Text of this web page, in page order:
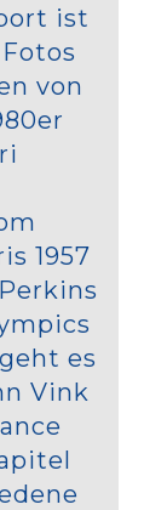
ist
von
1957
es
Vink